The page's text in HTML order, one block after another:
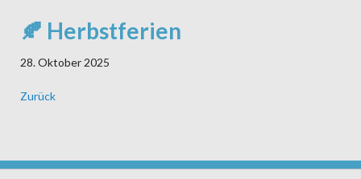
🍂 Herbstferien
28. Oktober 2025
Zurück